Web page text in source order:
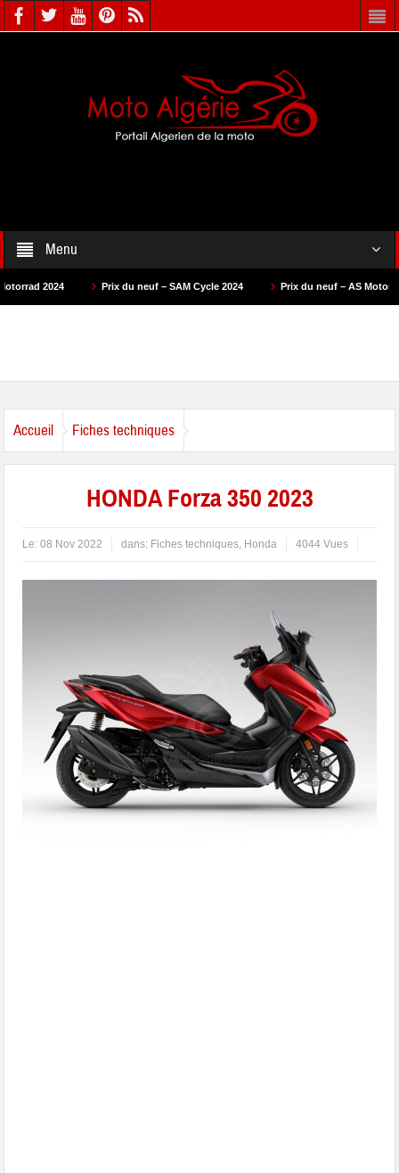
Menu
Prix du neuf – SAM Cycle 2024 Prix du neuf – AS Motors 2024
Accueil Fiches techniques
HONDA Forza 350 2023
Le:08 Nov 2022 dans: Fiches techniques, Honda 4044 Vues